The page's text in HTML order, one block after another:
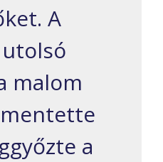
A
malom
a